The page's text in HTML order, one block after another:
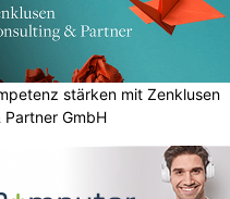
stärken mit Zenklusen
Partner GmbH